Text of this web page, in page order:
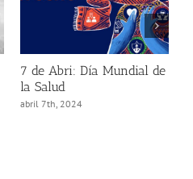
7 de Abri: Día Mundial de
la Salud
abril 7th, 2024